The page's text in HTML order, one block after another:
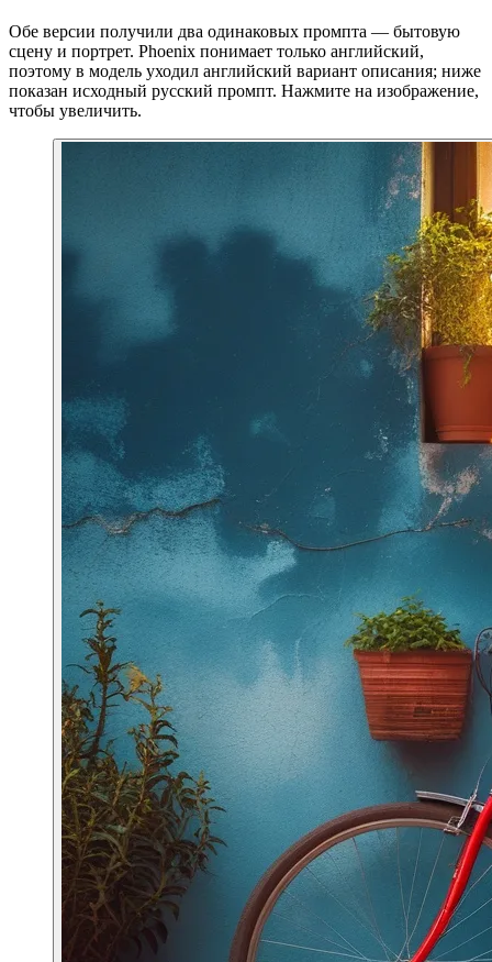
Обе версии получили два одинаковых промпта — бытовую
сцену и портрет. Phoenix понимает только английский,
поэтому в модель уходил английский вариант описания; ниже
показан исходный русский промпт. Нажмите на изображение,
чтобы увеличить.